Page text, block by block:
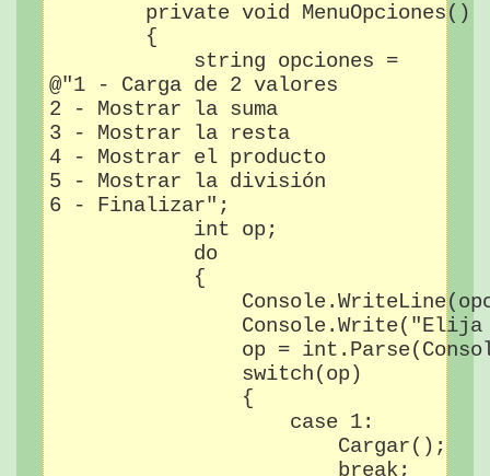
        private void MenuOpciones()
        {
            string opciones =
@"1 - Carga de 2 valores
2 - Mostrar la suma
3 - Mostrar la resta
4 - Mostrar el producto
5 - Mostrar la división
6 - Finalizar";
            int op;
            do
            {
op =
                switch(op)
                {
                    case 1:
                        Cargar();
                        break;